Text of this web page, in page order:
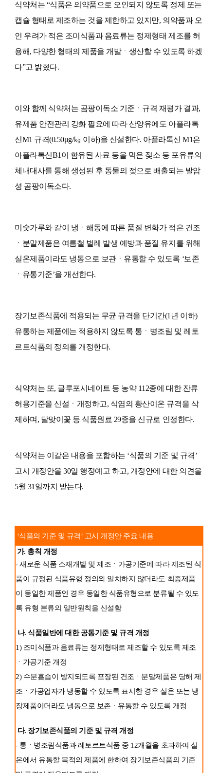
식약처는 “식품은 의약품으로 오인되지 않도록 정제 또는
캡슐 형태로 제조하는 것을 제한하고 있지만, 의약품과 오
인 우려가 적은 조미식품과 음료류는 정제형태 제조를 허
용해, 다양한 형태의 제품을 개발ㆍ생산할 수 있도록 하겠
다”고 밝혔다.
이와 함께 식약처는 곰팡이독소 기준ㆍ규격 재평가 결과,
유제품 안전관리 강화 필요에 따라 산양유에도 아플라톡
신M1 규격(0.50μg/㎏ 이하)을 신설한다. 아플라톡신 M1은
아플라톡신B1이 함유된 사료 등을 먹은 젖소 등 포유류의
체내대사를 통해 생성된 후 동물의 젖으로 배출되는 발암
성 곰팡이독소다.
미숫가루와 같이 냉ㆍ해동에 따른 품질 변화가 적은 건조
ㆍ분말제품은 여름철 벌레 발생 예방과 품질 유지를 위해
실온제품이라도 냉동으로 보관ㆍ유통할 수 있도록 ‘보존
ㆍ유통기준’을 개선한다.
장기보존식품에 적용되는 무균 규격을 단기간(1년 이하)
유통하는 제품에는 적용하지 않도록 통ㆍ병조림 및 레토
르트식품의 정의를 개정한다.
식약처는 또, 글루포시네이트 등 농약 112종에 대한 잔류
허용기준을 신설ㆍ개정하고, 식염의 황산이온 규격을 삭
제하며, 달맞이꽃 등 식품원료 29종을 신규로 인정한다.
식약처는 이같은 내용을 포함하는 ‘식품의 기준 및 규격’
고시 개정안을 30일 행정예고 하고, 개정안에 대한 의견을
5월 31일까지 받는다.
‘식품의 기준 및 규격’ 고시 개정안 주요 내용
가. 총칙 개정
- 새로운 식품 소재개발 및 제조ㆍ가공기준에 따라 제조된 식
품이 규정된 식품유형 정의와 일치하지 않더라도 최종제품
이 동일한 제품인 경우 동일한 식품유형으로 분류될 수 있도
록 유형 분류의 일반원칙을 신설함
나. 식품일반에 대한 공통기준 및 규격 개정
1) 조미식품과 음료류는 정제형태로 제조할 수 있도록 제조
ㆍ가공기준 개정
2) 수분흡습이 방지되도록 포장된 건조ㆍ분말제품은 당해 제
조ㆍ가공업자가 냉동할 수 있도록 표시한 경우 실온 또는 냉
장제품이더라도 냉동으로 보존ㆍ유통할 수 있도록 개정
다. 장기보존식품의 기준 및 규격 개정
- 통ㆍ병조림식품과 레토르트식품 중 12개월을 초과하여 실
온에서 유통할 목적의 제품에 한하여 장기보존식품의 기준